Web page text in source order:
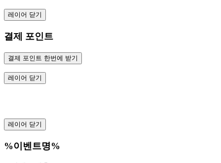
레이어 닫기
결제 포인트
결제 포인트 한번에 받기
레이어 닫기
레이어 닫기
%이벤트명%